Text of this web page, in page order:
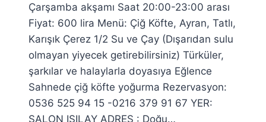
Çarşamba akşamı Saat 20:00-23:00 arası
Fiyat: 600 lira Menü: Çiğ Köfte, Ayran, Tatlı,
Karışık Çerez 1/2 Su ve Çay (Dışarıdan sulu
olmayan yiyecek getirebilirsiniz) Türküler,
şarkılar ve halaylarla doyasıya Eğlence
Sahnede çiğ köfte yoğurma Rezervasyon:
0536 525 94 15 -0216 379 91 67 YER:
SALON IŞILAY ADRES : Doğu…